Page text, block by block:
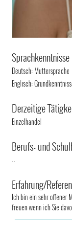
Sprachkenntnisse
Deutsch: Muttersprache
Englisch:
Derzeitige
Einzelhandel
Berufs- und
--
Erfahrung/
Ich bin ein sehr offener
freuen wenn ich Sie